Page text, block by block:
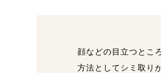
顔などの目立つとこ
方法としてシミ取り